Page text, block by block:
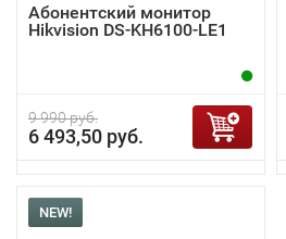
Абонентский монитор
Hikvision DS-KH6100-LE1
9 990 руб.
6 493,50 руб.
NEW!